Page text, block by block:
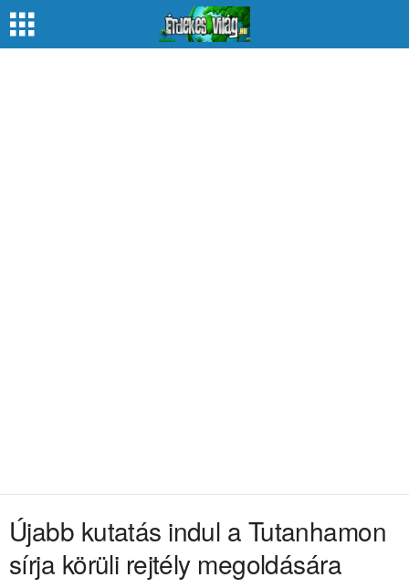
Újabb kutatás indul a Tutanhamon
sírja körüli rejtély megoldására